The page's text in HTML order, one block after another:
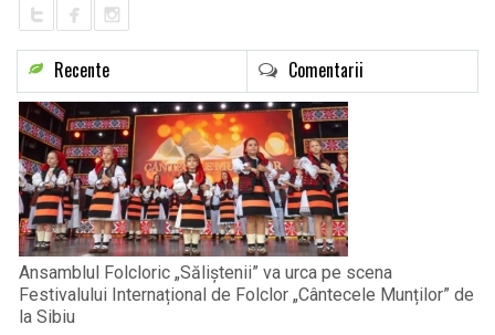
Recente Comentarii
Ansamblul Folcloric „Săliștenii” va urca pe scena
Festivalului Internațional de Folclor „Cântecele Munților” de
la Sibiu